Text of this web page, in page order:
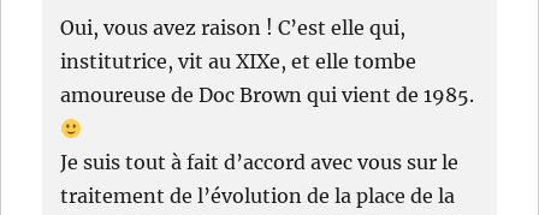
Oui, vous avez raison ! C’est elle qui,
institutrice, vit au XIXe, et elle tombe
amoureuse de Doc Brown qui vient de 1985.
Je suis tout à fait d’accord avec vous sur le
traitement de l’évolution de la place de la